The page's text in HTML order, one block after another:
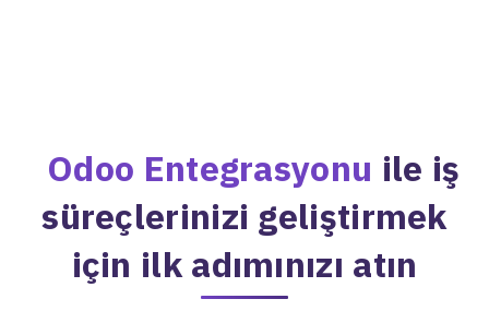
Odoo Entegrasyonu ile iş
süreçlerinizi geliştirmek
için ilk adımınızı atın